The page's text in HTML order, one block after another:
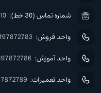
شماره تماس (30 خط):
واحد فروش:
واحد آموزش:
واحد تعمیرات: